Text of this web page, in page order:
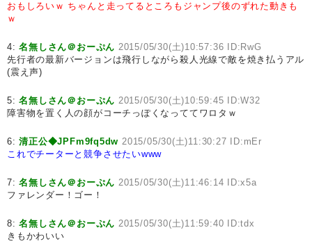
おもしろいｗ ちゃんと走ってるところもジャンプ後のずれた動きも
ｗ
4:名無しさん＠おーぷん 2015/05/30(土)10:57:36 ID:RwG
先行者の最新バージョンは飛行しながら殺人光線で敵を焼き払うアル
(震え声)
5:名無しさん＠おーぷん 2015/05/30(土)10:59:45 ID:W32
障害物を置く人の顔がコーチっぽくなっててワロタｗ
6:清正公◆JPFm9fq5dw 2015/05/30(土)11:30:27 ID:mEr
これでチーターと競争させたいwww
7:名無しさん＠おーぷん 2015/05/30(土)11:46:14 ID:x5a
ファレンダー！ゴー！
8:名無しさん＠おーぷん 2015/05/30(土)11:59:40 ID:tdx
きもかわいい